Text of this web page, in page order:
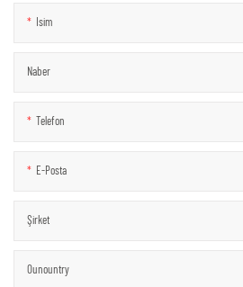
Isim
Naber
Telefon
E-Posta
Şirket
Ounountry